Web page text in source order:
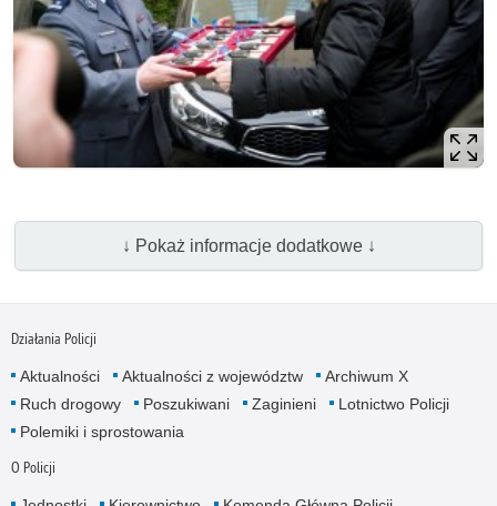
↓ Pokaż informacje dodatkowe ↓
Działania Policji
Aktualności Aktualności z województw
Archiwum X
Ruch drogowy
Poszukiwani Zaginieni
Lotnictwo Policji
Polemiki i sprostowania
O Policji